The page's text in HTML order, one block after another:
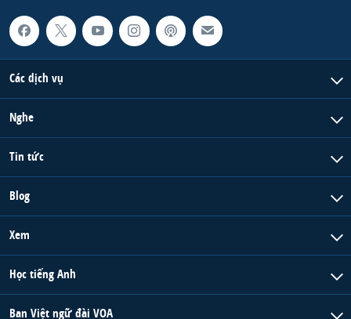
Các dịch vụ
Nghe
Tin tức
Blog
Xem
Học tiếng Anh
Ban Việt ngữ đài VOA